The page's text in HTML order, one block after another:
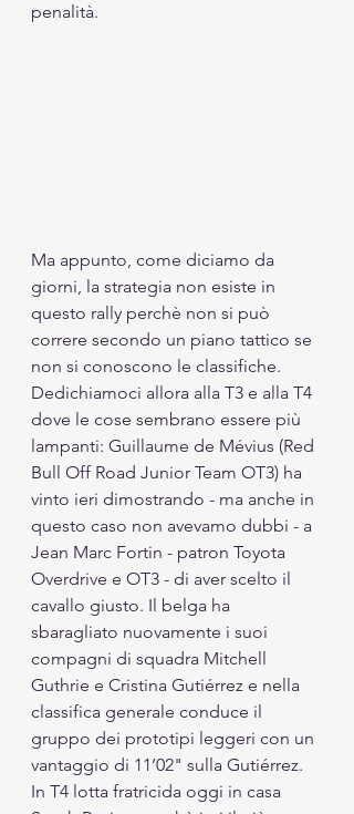
penalità.
Ma appunto, come diciamo da
giorni, la strategia non esiste in
questo rally perchè non si può
correre secondo un piano tattico se
non si conoscono le classifiche.
Dedichiamoci allora alla T3 e alla T4
dove le cose sembrano essere più
lampanti: Guillaume de Mévius (Red
Bull Off Road Junior Team OT3) ha
vinto ieri dimostrando - ma anche in
questo caso non avevamo dubbi - a
Jean Marc Fortin - patron Toyota
Overdrive e OT3 - di aver scelto il
cavallo giusto. Il belga ha
sbaragliato nuovamente i suoi
compagni di squadra Mitchell
Guthrie e Cristina Gutiérrez e nella
classifica generale conduce il
gruppo dei prototipi leggeri con un
vantaggio di 11’02" sulla Gutiérrez.
In T4 lotta fratricida oggi in casa